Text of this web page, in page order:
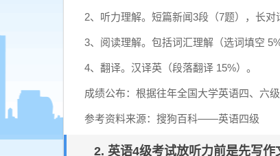
2、听力理解。短篇新闻3段（7题），长对
3、阅读理解。包括词汇理解（选词填空
4、翻译。汉译英（段落翻译 15%）。
成绩公布：根据往年全国大学英语四、六
参考资料来源：搜狗百科——英语四级
2. 英语4级考试放听力前是先写